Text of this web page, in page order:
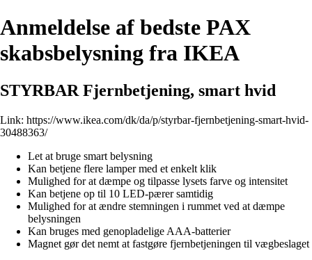
Anmeldelse af bedste PAX
skabsbelysning fra IKEA
STYRBAR Fjernbetjening, smart hvid
Link: https://www.ikea.com/dk/da/p/styrbar-fjernbetjening-smart-hvid-
30488363/
Let at bruge smart belysning
Kan betjene flere lamper med et enkelt klik
Mulighed for at dæmpe og tilpasse lysets farve og intensitet
Kan betjene op til 10 LED-pærer samtidig
Mulighed for at ændre stemningen i rummet ved at dæmpe
belysningen
Kan bruges med genopladelige AAA-batterier
Magnet gør det nemt at fastgøre fjernbetjeningen til vægbeslaget